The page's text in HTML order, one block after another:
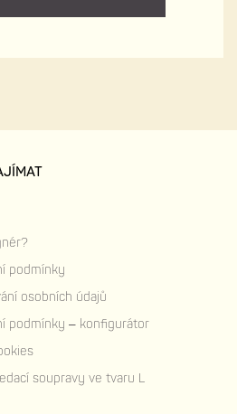
podmínky
osobních údajů
podmínky – konfigurátor
soupravy ve tvaru L